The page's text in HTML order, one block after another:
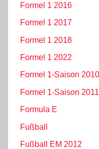
Formel 1 2016
Formel 1 2017
Formel 1 2018
Formel 1 2022
Formel 1-Saison 2010
Formel 1-Saison 2011
Formula E
Fußball
Fußball EM 2012